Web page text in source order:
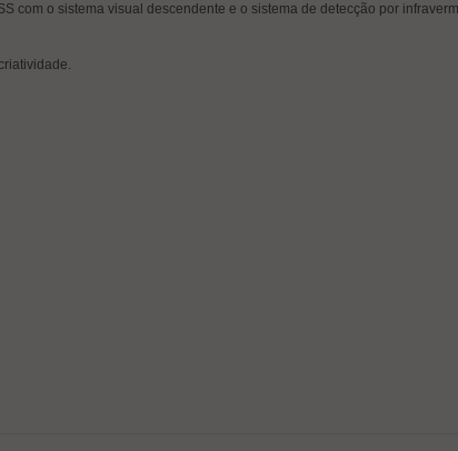
com o sistema visual descendente e o sistema de detecção por